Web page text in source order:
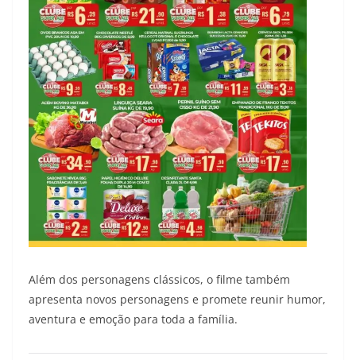
Além dos personagens clássicos, o filme também
apresenta novos personagens e promete reunir humor,
aventura e emoção para toda a família.